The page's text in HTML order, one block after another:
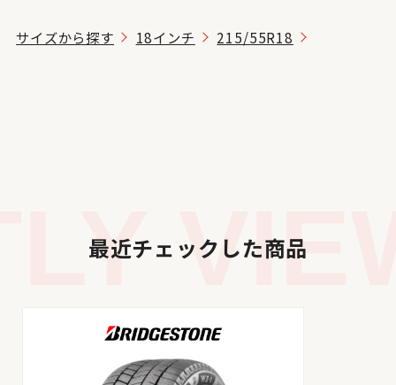
サイズから探す 18インチ 215/55R18
最近チェックした商品